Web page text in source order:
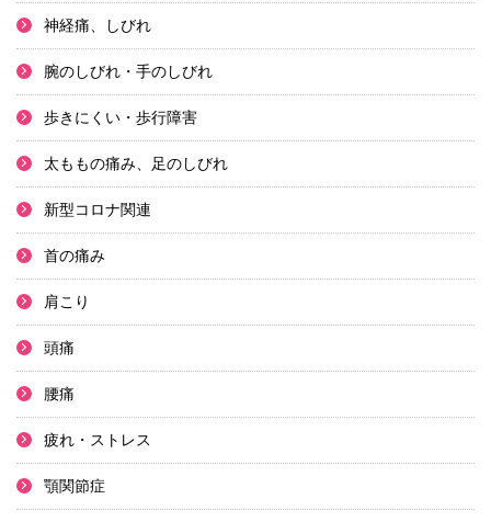
神経痛、しびれ
腕のしびれ・手のしびれ
歩きにくい・歩行障害
太ももの痛み、足のしびれ
新型コロナ関連
首の痛み
肩こり
頭痛
腰痛
疲れ・ストレス
顎関節症